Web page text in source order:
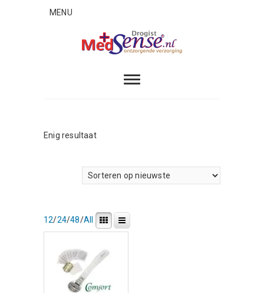
MENU
Enig resultaat
12/24/48/All